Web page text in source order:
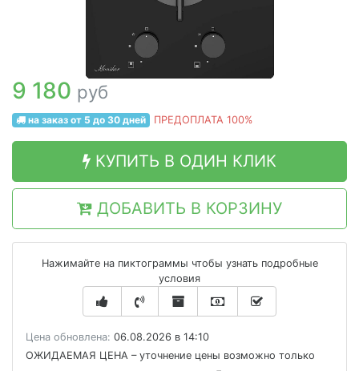
9 180 руб
на заказ от 5 до 30 дней ПРЕДОПЛАТА 100%
КУПИТЬ В ОДИН КЛИК
ДОБАВИТЬ В КОРЗИНУ
Нажимайте на пиктограммы чтобы узнать подробные
условия
Цена обновлена: 06.08.2026 в 14:10
ОЖИДАЕМАЯ ЦЕНА – уточнение цены возможно только